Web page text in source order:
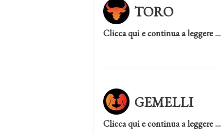
TORO
Clicca qui e continua a leggere …
GEMELLI
Clicca qui e continua a leggere …